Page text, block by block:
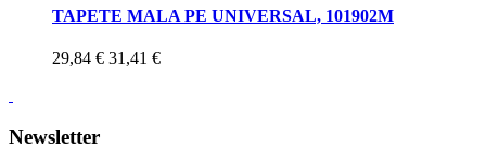
TAPETE MALA PE UNIVERSAL, 101902M
29,84 € 31,41 €
Newsletter